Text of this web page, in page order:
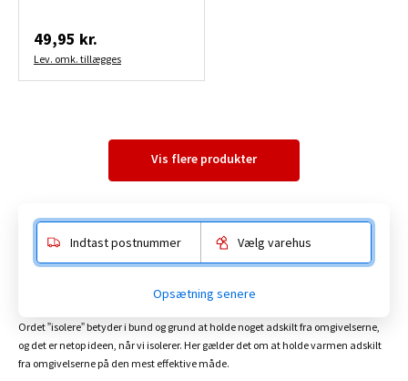
49,95 kr.
Lev. omk. tillægges
Vis flere produkter
Hvad er isolering, og hvordan
fungerer det?
Ordet ”isolere” betyder i bund og grund at holde noget adskilt fra omgivelserne,
og det er netop ideen, når vi isolerer. Her gælder det om at holde varmen adskilt
fra omgivelserne på den mest effektive måde.
Indtast postnummer Vælg varehus
Opsætning senere